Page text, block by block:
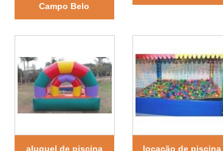
Campo Belo
aluguel de piscina
locação de piscina